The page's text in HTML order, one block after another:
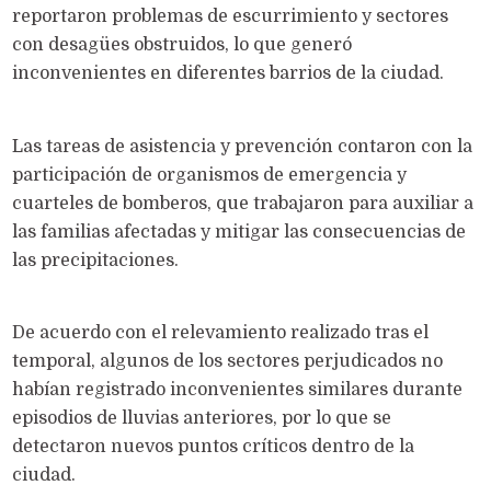
reportaron problemas de escurrimiento y sectores
con desagües obstruidos, lo que generó
inconvenientes en diferentes barrios de la ciudad.
Las tareas de asistencia y prevención contaron con la
participación de organismos de emergencia y
cuarteles de bomberos, que trabajaron para auxiliar a
las familias afectadas y mitigar las consecuencias de
las precipitaciones.
De acuerdo con el relevamiento realizado tras el
temporal, algunos de los sectores perjudicados no
habían registrado inconvenientes similares durante
episodios de lluvias anteriores, por lo que se
detectaron nuevos puntos críticos dentro de la
ciudad.